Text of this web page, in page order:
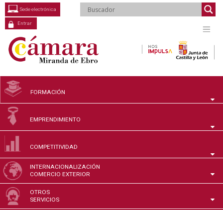
Saltar
contenido
Entrar
Sede electrónica
FORMACIÓN
EMPRENDIMIENTO
COMPETITIVIDAD
INTERNACIONALIZACIÓN
COMERCIO EXTERIOR
OTROS
SERVICIOS